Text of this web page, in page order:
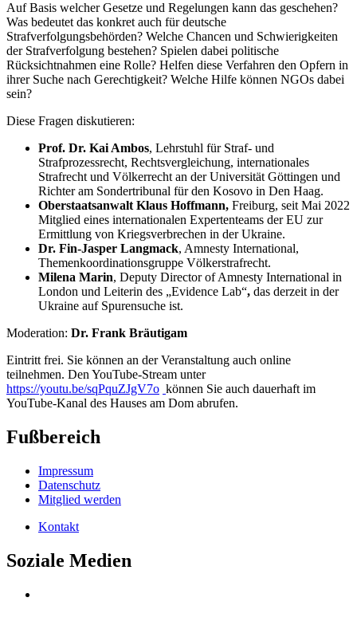
Auf Basis welcher Gesetze und Regelungen kann das geschehen?
Was bedeutet das konkret auch für deutsche
Strafverfolgungsbehörden? Welche Chancen und Schwierigkeiten
der Strafverfolgung bestehen? Spielen dabei politische
Rücksichtnahmen eine Rolle? Helfen diese Verfahren den Opfern in
ihrer Suche nach Gerechtigkeit? Welche Hilfe können NGOs dabei
sein?
Diese Fragen diskutieren:
Prof. Dr. Kai Ambos, Lehrstuhl für Straf- und
Strafprozessrecht, Rechtsvergleichung, internationales
Strafrecht und Völkerrecht an der Universität Göttingen und
Richter am Sondertribunal für den Kosovo in Den Haag.
Oberstaatsanwalt Klaus Hoffmann, Freiburg, seit Mai 2022
Mitglied eines internationalen Expertenteams der EU zur
Ermittlung von Kriegsverbrechen in der Ukraine.
Dr. Fin-Jasper Langmack, Amnesty International,
Themenkoordinationsgruppe Völkerstrafrecht.
Milena Marin, Deputy Director of Amnesty International in
London und Leiterin des „Evidence Lab“, das derzeit in der
Ukraine auf Spurensuche ist.
Moderation: Dr. Frank Bräutigam
Eintritt frei. Sie können an der Veranstaltung auch online
teilnehmen. Den YouTube-Stream unter
https://youtu.be/sqPquZJgV7o können Sie auch dauerhaft im
YouTube-Kanal des Hauses am Dom abrufen.
Fußbereich
Impressum
Datenschutz
Mitglied werden
Kontakt
Soziale Medien